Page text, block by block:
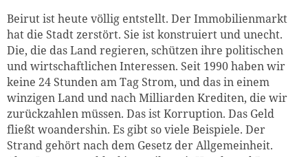
Beirut ist heute völlig entstellt. Der Immobilienmarkt
hat die Stadt zerstört. Sie ist konstruiert und unecht.
Die, die das Land regieren, schützen ihre politischen
und wirtschaftlichen Interessen. Seit 1990 haben wir
keine 24 Stunden am Tag Strom, und das in einem
winzigen Land und nach Milliarden Krediten, die wir
zurückzahlen müssen. Das ist Korruption. Das Geld
fließt woandershin. Es gibt so viele Beispiele. Der
Strand gehört nach dem Gesetz der Allgemeinheit.